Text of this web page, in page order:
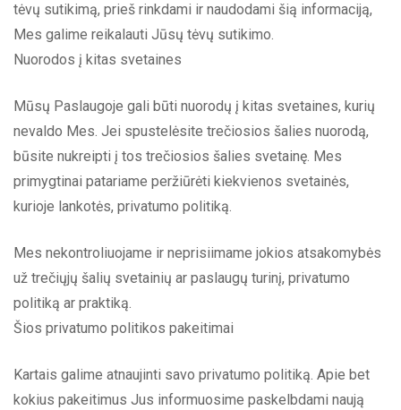
tėvų sutikimą, prieš rinkdami ir naudodami šią informaciją,
Mes galime reikalauti Jūsų tėvų sutikimo.
Nuorodos į kitas svetaines
Mūsų Paslaugoje gali būti nuorodų į kitas svetaines, kurių
nevaldo Mes. Jei spustelėsite trečiosios šalies nuorodą,
būsite nukreipti į tos trečiosios šalies svetainę. Mes
primygtinai patariame peržiūrėti kiekvienos svetainės,
kurioje lankotės, privatumo politiką.
Mes nekontroliuojame ir neprisiimame jokios atsakomybės
už trečiųjų šalių svetainių ar paslaugų turinį, privatumo
politiką ar praktiką.
Šios privatumo politikos pakeitimai
Kartais galime atnaujinti savo privatumo politiką. Apie bet
kokius pakeitimus Jus informuosime paskelbdami naują